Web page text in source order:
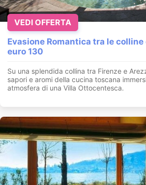
Evasione Romantica tra le
euro 130
Su una splendida collina tra Firenze e
sapori e aromi della cucina toscana
atmosfera di una Villa Ottocentesca.
VEDI OFFERTA